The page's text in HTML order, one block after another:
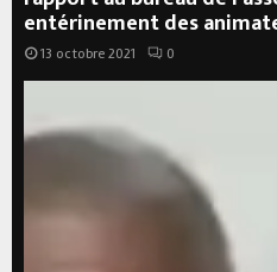
entérinement des
13 octobre 2021 0